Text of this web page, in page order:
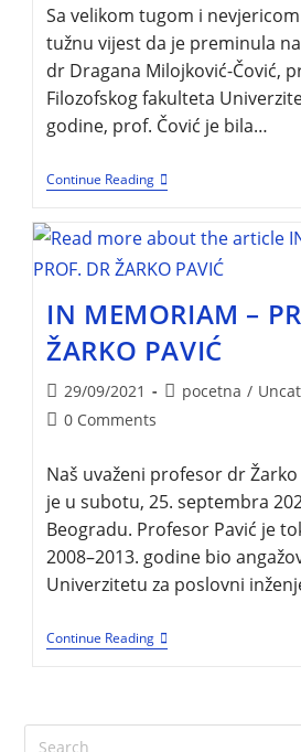
Sa velikom tugom i
tužnu vijest da je preminula
dr Dragana Milojković-Čović,
Filozofskog fakulteta
godine, prof. Čović je bila…
Continue Reading
IN MEMORIAM –
ŽARKO PAVIĆ
29/09/2021 pocetna /
0 Comments
Naš uvaženi profesor dr
je u subotu, 25. septembra
Beogradu. Profesor Pavić je
2008–2013. godine bio
Univerzitetu za poslovni
Continue Reading